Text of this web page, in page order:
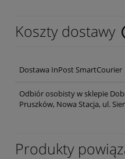
Koszty dostawy
Cena nie zawiera
Dostawa InPost SmartCourier
Odbiór osobisty w sklepie
Pruszków, Nowa Stacja, ul.
Produkty